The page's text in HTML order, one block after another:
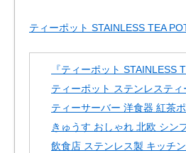
ティーポット STAINLESS TEA
『ティーポット STAINLESS
ティーポット ステンレスティ
ティーサーバー 洋食器 紅茶
きゅうす おしゃれ 北欧 シン
飲食店 ステンレス製 キッチ